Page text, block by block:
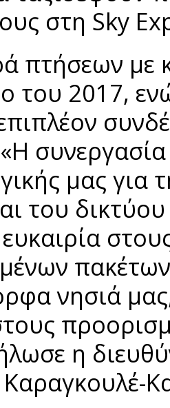
στη Sky
πτήσεων με
του 2017,
μας για
του
νησιά
η
Καραγκουλέ-